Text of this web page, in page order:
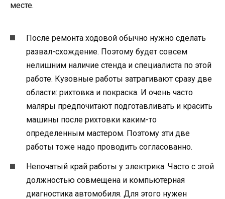
месте.
После ремонта ходовой обычно нужно сделать
развал-схождение. Поэтому будет совсем
нелишним наличие стенда и специалиста по этой
работе. Кузовные работы затрагивают сразу две
области: рихтовка и покраска. И очень часто
маляры предпочитают подготавливать и красить
машины после рихтовки каким-то
определенным мастером. Поэтому эти две
работы тоже надо проводить согласованно.
Непочатый край работы у электрика. Часто с этой
должностью совмещена и компьютерная
диагностика автомобиля. Для этого нужен